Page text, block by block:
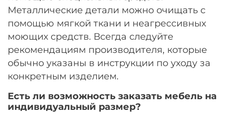
Металлические детали можно очищать с
помощью мягкой ткани и неагрессивных
моющих средств. Всегда следуйте
рекомендациям производителя, которые
обычно указаны в инструкции по уходу за
конкретным изделием.
Есть ли возможность заказать мебель на
индивидуальный размер?